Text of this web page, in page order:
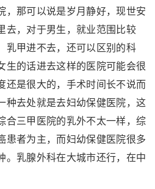
，那可以说是岁月静好，现世安
去，对于男生，就业范围比较
乳甲进不去，还可以区别的科
生的话进去这样的医院可能会很
还是很大的，手术时间长不说而
种去处就是去妇幼保健医院，这
合三甲医院的乳外不太一样，综
患者为主，而妇幼保健医院很多
。乳腺外科在大城市还行，在中